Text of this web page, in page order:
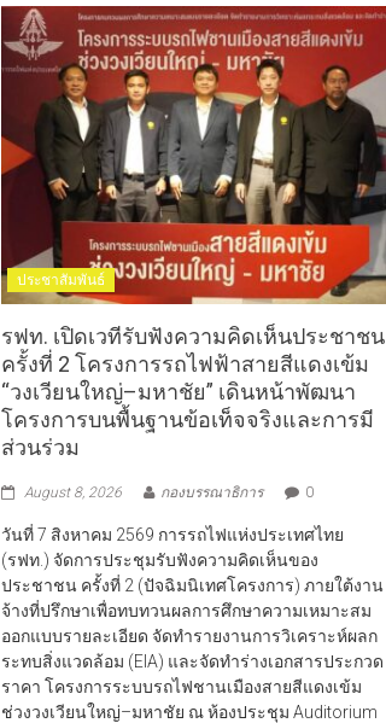
ประชาสัมพันธ์
รฟท. เปิดเวทีรับฟังความคิดเห็นประชาชน
ครั้งที่ 2 โครงการรถไฟฟ้าสายสีแดงเข้ม
“วงเวียนใหญ่–มหาชัย” เดินหน้าพัฒนา
โครงการบนพื้นฐานข้อเท็จจริงและการมี
ส่วนร่วม
August 8, 2026 กองบรรณาธิการ 0
วันที่ 7 สิงหาคม 2569 การรถไฟแห่งประเทศไทย
(รฟท.) จัดการประชุมรับฟังความคิดเห็นของ
ประชาชน ครั้งที่ 2 (ปัจฉิมนิเทศโครงการ) ภายใต้งาน
จ้างที่ปรึกษาเพื่อทบทวนผลการศึกษาความเหมาะสม
ออกแบบรายละเอียด จัดทำรายงานการวิเคราะห์ผลก
ระทบสิ่งแวดล้อม (EIA) และจัดทำร่างเอกสารประกวด
ราคา โครงการระบบรถไฟชานเมืองสายสีแดงเข้ม
ช่วงวงเวียนใหญ่–มหาชัย ณ ห้องประชุม Auditorium